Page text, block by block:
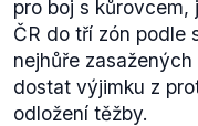
pro boj s kůrovcem,
ČR do tří zón podle
nejhůře
dostat výjimku z
odložení těžby.